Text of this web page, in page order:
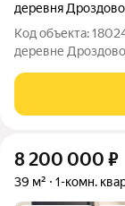
деревня Дроздово
Код объекта:
деревне
стоимость
придомовой
8 200 000 ₽
39 м² 1-комн.